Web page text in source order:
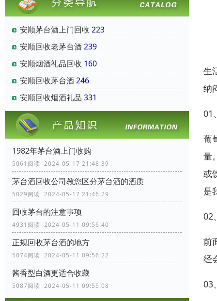
安顺茅台酒上门回收 223
安顺回收老茅台酒239
安顺烟酒礼品回收 160
安顺回收茅台酒246
安顺回收烟酒礼品 331
1982年茅台酒上门收购
5061阅读 2024-05-17 21:48:39
茅台酒回收公司教您区分茅台酒的酒质
5029阅读 2024-05-17 21:46:29
回收茅台的注意事项
4931阅读 2024-05-11 09:56:40
正规回收茅台酒的地方
5074阅读 2024-05-11 09:56:22
酱香型白酒更适合收藏
5087阅读 2024-05-11 09:55:08
生
纳
01
葡
量
或
是
02
前
经
03